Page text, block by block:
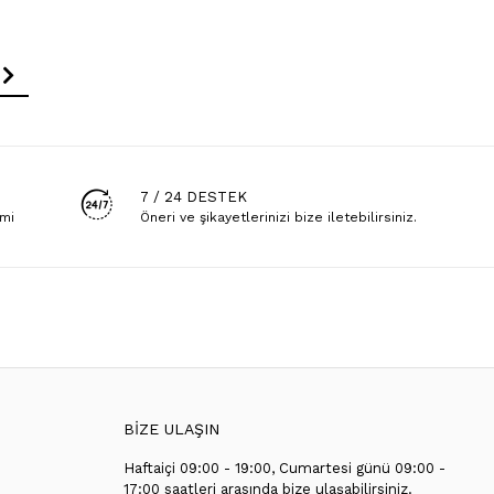
7 / 24 DESTEK
Öneri ve şikayetlerinizi bize iletebilirsiniz.
BİZE ULAŞIN
Haftaiçi 09:00 - 19:00, Cumartesi günü 09:00 -
17:00 saatleri arasında bize ulaşabilirsiniz.